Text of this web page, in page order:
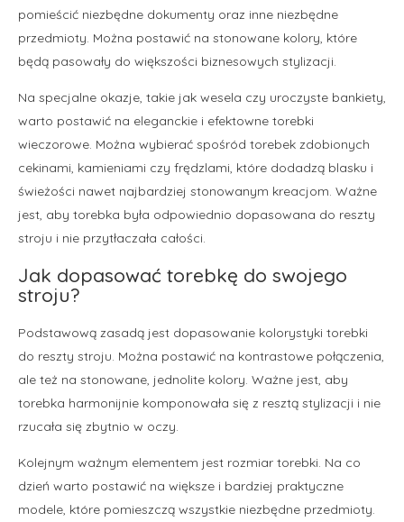
pomieścić niezbędne dokumenty oraz inne niezbędne
przedmioty. Można postawić na stonowane kolory, które
będą pasowały do większości biznesowych stylizacji.
Na specjalne okazje, takie jak wesela czy uroczyste bankiety,
warto postawić na eleganckie i efektowne torebki
wieczorowe. Można wybierać spośród torebek zdobionych
cekinami, kamieniami czy frędzlami, które dodadzą blasku i
świeżości nawet najbardziej stonowanym kreacjom. Ważne
jest, aby torebka była odpowiednio dopasowana do reszty
stroju i nie przytłaczała całości.
Jak dopasować torebkę do swojego
stroju?
Podstawową zasadą jest dopasowanie kolorystyki torebki
do reszty stroju. Można postawić na kontrastowe połączenia,
ale też na stonowane, jednolite kolory. Ważne jest, aby
torebka harmonijnie komponowała się z resztą stylizacji i nie
rzucała się zbytnio w oczy.
Kolejnym ważnym elementem jest rozmiar torebki. Na co
dzień warto postawić na większe i bardziej praktyczne
modele, które pomieszczą wszystkie niezbędne przedmioty.